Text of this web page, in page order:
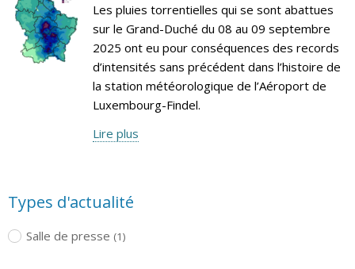
Les pluies torrentielles qui se sont abattues
sur le Grand-Duché du 08 au 09 septembre
2025 ont eu pour conséquences des records
d’intensités sans précédent dans l’histoire de
la station météorologique de l’Aéroport de
Luxembourg-Findel.
Lire plus
Types d'actualité
Salle de presse (1)